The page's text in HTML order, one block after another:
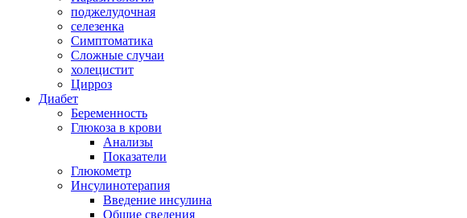
поджелудочная
селезенка
Симптоматика
Сложные случаи
холецистит
Цирроз
Диабет
Беременность
Глюкоза в крови
Анализы
Показатели
Глюкометр
Инсулинотерапия
Введение инсулина
Общие сведения